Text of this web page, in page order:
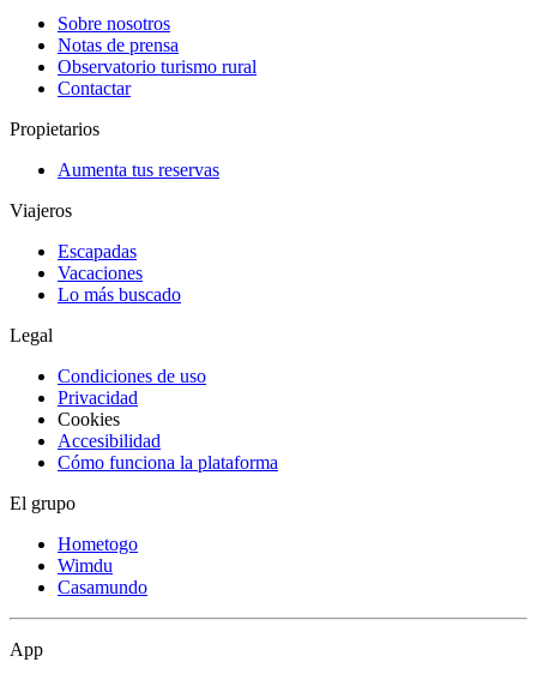
Sobre nosotros
Notas de prensa
Observatorio turismo rural
Contactar
Propietarios
Aumenta tus reservas
Viajeros
Escapadas
Vacaciones
Lo más buscado
Legal
Condiciones de uso
Privacidad
Cookies
Accesibilidad
Cómo funciona la plataforma
El grupo
Hometogo
Wimdu
Casamundo
App